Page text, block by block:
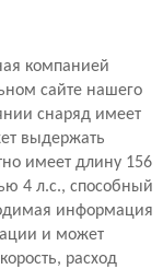
компанией
сайте нашего
снаряд имеет
выдержать
имеет длину 156
4 л.с., способный
информация
и может
расход